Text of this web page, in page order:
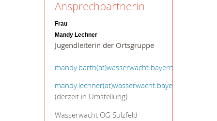
Ansprechpartnerin
Frau
Mandy Lechner
Jugendleiterin der Ortsgruppe
mandy.barth(at)wasserwacht.bayern
mandy.lechner(at)wasserwacht.bayern
(derzeit in Umstellung)
Wasserwacht OG Sulzfeld